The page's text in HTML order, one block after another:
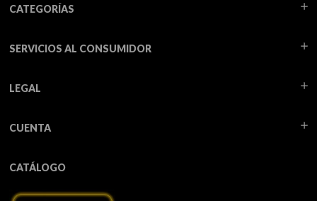
CATEGORÍAS
SERVICIOS AL CONSUMIDOR
LEGAL
CUENTA
CATÁLOGO